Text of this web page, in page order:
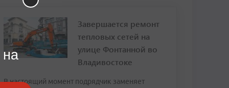
Завершается ремонт
тепловых сетей на
улице Фонтанной во
Владивостоке
В настоящий момент подрядчик заменяет